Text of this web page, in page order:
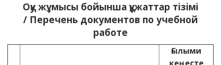
Оқу жұмысы бойынша құжаттар тізімі
/ Перечень документов по учебной
работе
Ғылыми